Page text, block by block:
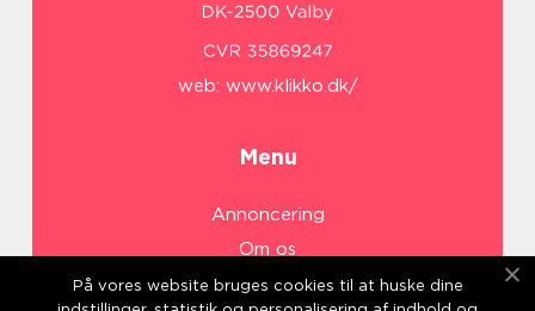
web: www.klikko.dk/
Menu
Annoncering
Om os
Cookies
På vores website bruges cookies til at huske dine